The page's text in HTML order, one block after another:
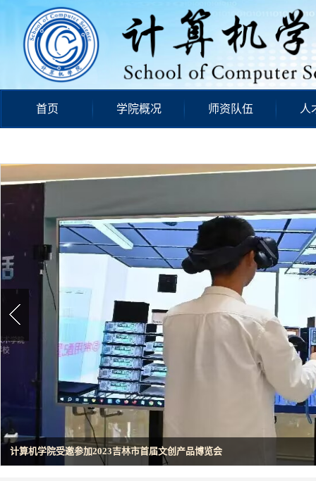
首页 学院概况 师资队伍 人
计算机学院召开学生留省就业宣讲会